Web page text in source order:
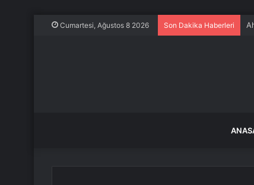
Cumartesi, Ağustos 8 2026 Son Dakika Haberleri